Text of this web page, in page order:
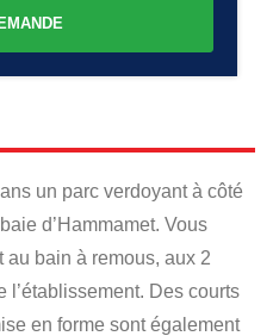
un parc verdoyant à côté
d’Hammamet. Vous
au bain à remous, aux 2
l’établissement. Des courts
en forme sont également